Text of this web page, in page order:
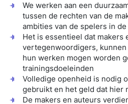
We werken aan een
tussen de rechten van de
ambities van de spelers in
Het is essentieel dat makers
vertegenwoordigers, kunnen
hun werken mogen worden
trainingsdoeleinden
Volledige openheid is nodig
gebruikt en het geld dat hier
De makers en auteurs